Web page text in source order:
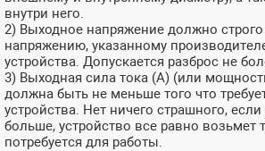
внутри него.
2) Выходное напряжение должно строго
напряжению, указанному
устройства. Допускается разброс не
3) Выходная сила тока (А) (или
должна быть не меньше того что
устройства. Нет ничего страшного,
больше, устройство все равно возьмет
потребуется для работы.